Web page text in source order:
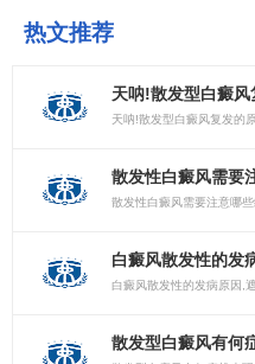
热文推荐
天呐!散发型白癜
天呐!散发型白癜风复发的
散发性白癜风需要
散发性白癜风需要注意哪
白癜风散发性的发
白癜风散发性的发病原因,
散发型白癜风有何